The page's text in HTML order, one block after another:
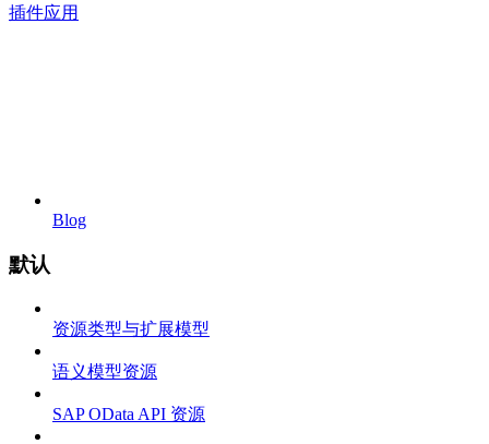
插件应用
Blog
默认
资源类型与扩展模型
语义模型资源
SAP OData API 资源